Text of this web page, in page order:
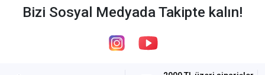
Bizi Sosyal Medyada Takipte kalın!